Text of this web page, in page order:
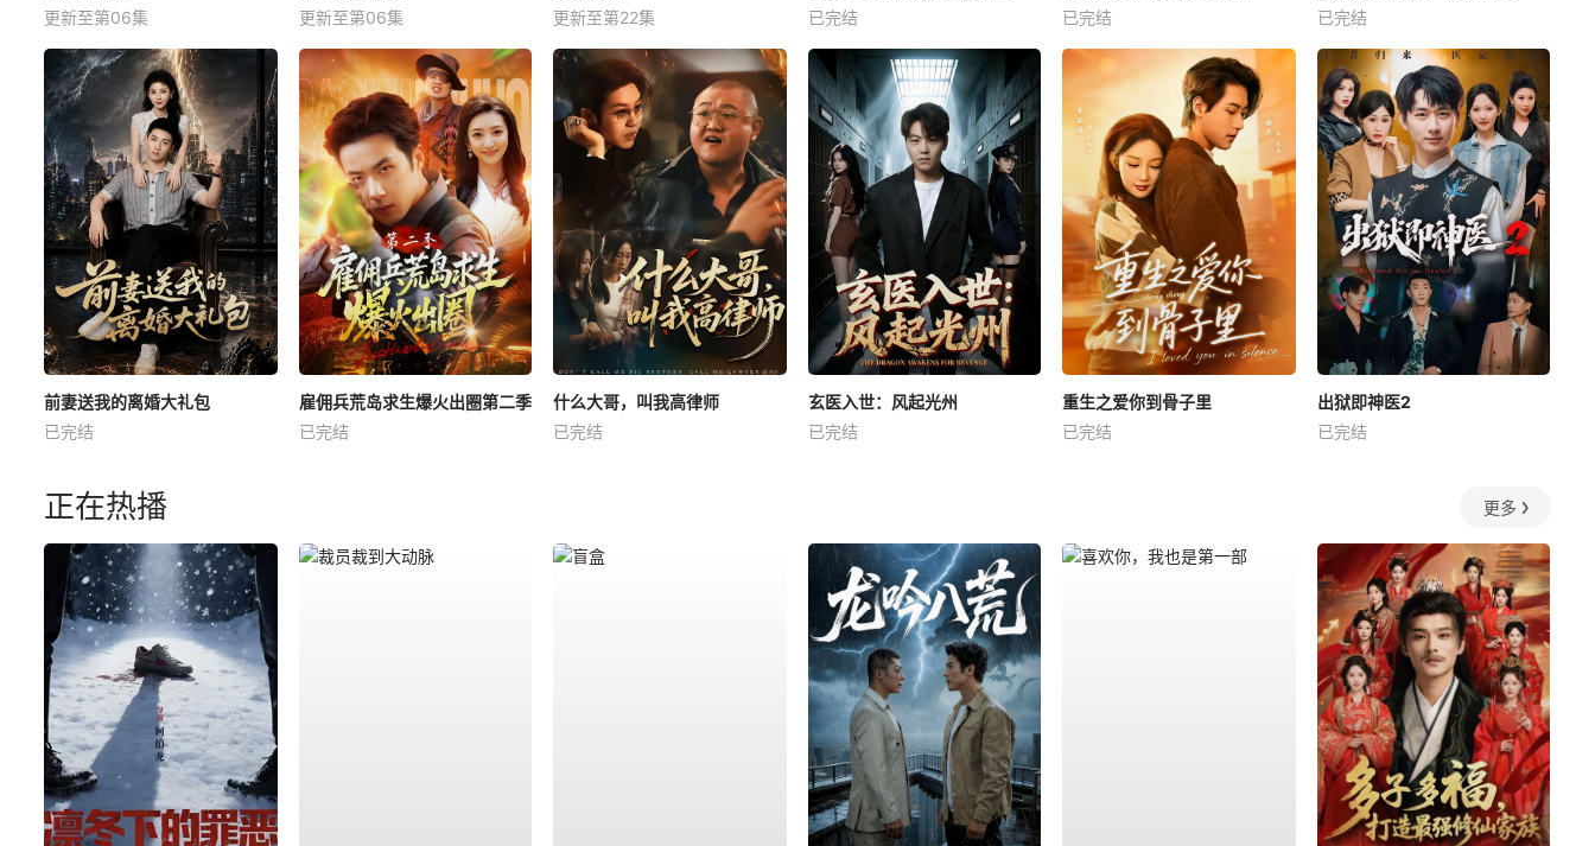
更新至第06集
更新至第06集
更新至第22集
已完结
已完结
已完结
前妻送我的离婚大礼包
已完结
雇佣兵荒岛求生爆火出圈第二季
已完结
什么大哥，叫我高律师
已完结
玄医入世：风起光州
已完结
重生之爱你到骨子里
已完结
出狱即神医2
已完结
正在热播 更多